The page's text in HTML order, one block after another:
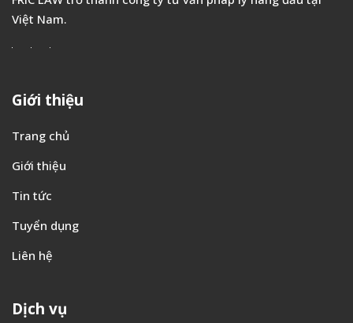
Việt Nam.
Giới thiệu
Trang chủ
Giới thiệu
Tin tức
Tuyển dụng
Liên hệ
Dịch vụ